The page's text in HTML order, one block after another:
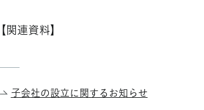
【関連資料】
子会社の設立に関するお知らせ